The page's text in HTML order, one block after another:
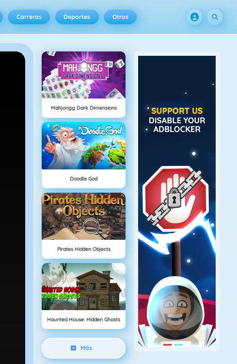
Carreras Deportes Otros
Mahjongg Dark Dimensions
Doodle God
Pirates Hidden Objects
Haunted House: Hidden Ghosts
Más